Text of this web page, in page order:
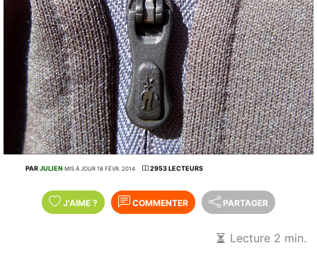
PARJULIEN MIS À JOUR 18 FÉVR. 2014 2953 LECTEURS
J'AIME ? COMMENTER PARTAGER
Lecture 2 min.